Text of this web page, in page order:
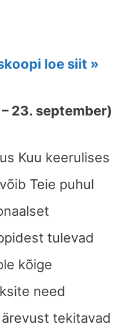
loe siit »
23. september)
Kuu keerulises
Teie puhul
tulevad
kõige
need
tekitavad